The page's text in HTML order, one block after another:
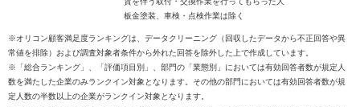
板金塗装、車検・点検作業は除く
※オリコン顧客満足度ランキングは、データクリーニング（回収したデータから不正回答や異
常値を排除）および調査対象者条件から外れた回答を除外した上で作成しています。
※「総合ランキング」、「評価項目別」、部門の「業態別」においては有効回答者数が規定人
数を満たした企業のみランクイン対象となります。その他の部門においては有効回答者数が規
定人数の半数以上の企業がランクイン対象となります。